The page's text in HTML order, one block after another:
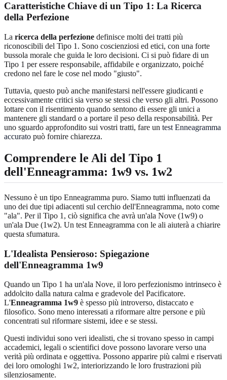
Caratteristiche Chiave di un Tipo 1: La Ricerca
della Perfezione
La ricerca della perfezione definisce molti dei tratti più
riconoscibili del Tipo 1. Sono coscienziosi ed etici, con una forte
bussola morale che guida le loro decisioni. Ci si può fidare di un
Tipo 1 per essere responsabile, affidabile e organizzato, poiché
credono nel fare le cose nel modo "giusto".
Tuttavia, questo può anche manifestarsi nell'essere giudicanti e
eccessivamente critici sia verso se stessi che verso gli altri. Possono
lottare con il risentimento quando sentono di essere gli unici a
mantenere gli standard o a portare il peso della responsabilità. Per
uno sguardo approfondito sui vostri tratti, fare un test Enneagramma
accurato può fornire chiarezza.
Comprendere le Ali del Tipo 1
dell'Enneagramma: 1w9 vs. 1w2
Nessuno è un tipo Enneagramma puro. Siamo tutti influenzati da
uno dei due tipi adiacenti sul cerchio dell'Enneagramma, noto come
"ala". Per il Tipo 1, ciò significa che avrà un'ala Nove (1w9) o
un'ala Due (1w2). Un test Enneagramma con le ali aiuterà a chiarire
questa sfumatura.
L'Idealista Pensieroso: Spiegazione
dell'Enneagramma 1w9
Quando un Tipo 1 ha un'ala Nove, il loro perfezionismo intrinseco è
addolcito dalla natura calma e gradevole del Pacificatore.
L'Enneagramma 1w9 è spesso più introverso, distaccato e
filosofico. Sono meno interessati a riformare altre persone e più
concentrati sul riformare sistemi, idee e se stessi.
Questi individui sono veri idealisti, che si trovano spesso in campi
accademici, legali o scientifici dove possono lavorare verso una
verità più ordinata e oggettiva. Possono apparire più calmi e riservati
dei loro omologhi 1w2, interiorizzando le loro frustrazioni più
silenziosamente.